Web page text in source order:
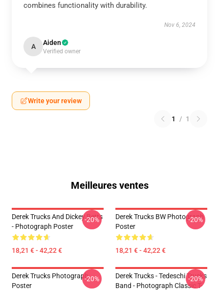
combines functionality with durability.
Nov 6, 2024
A Aiden
Verified owner
Write your review
1 / 1
Meilleures ventes
Derek Trucks And Dickey Betts
- Photograph Poster
18,21 € - 42,22 €
-20%
Derek Trucks BW Photograph
Poster
18,21 € - 42,22 €
-20%
Derek Trucks Photograph
Poster
-20%
Derek Trucks - Tedeschi Trucks
Band - Photograph Classic T-
-20%